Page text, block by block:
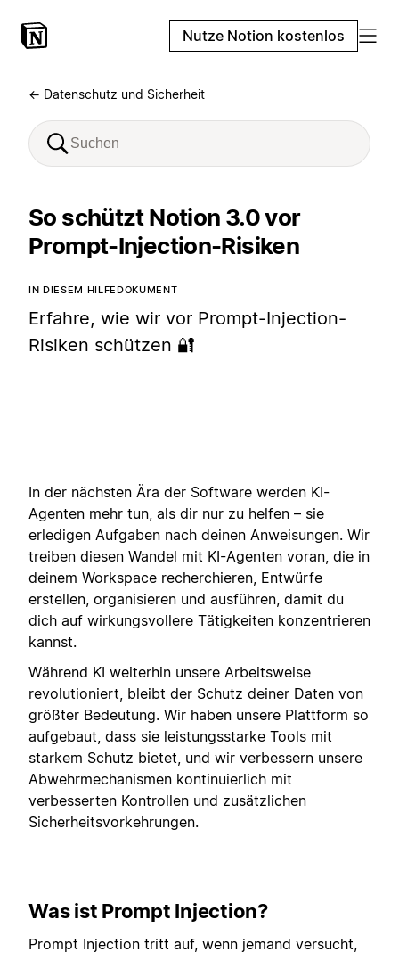
Nutze Notion kostenlos
← Datenschutz und Sicherheit
So schützt Notion 3.0 vor
Prompt-Injection-Risiken
IN DIESEM HILFEDOKUMENT
Erfahre, wie wir vor Prompt-Injection-
Risiken schützen 🔐
In der nächsten Ära der Software werden KI-
Agenten mehr tun, als dir nur zu helfen – sie
erledigen Aufgaben nach deinen Anweisungen. Wir
treiben diesen Wandel mit KI-Agenten voran, die in
deinem Workspace recherchieren, Entwürfe
erstellen, organisieren und ausführen, damit du
dich auf wirkungsvollere Tätigkeiten konzentrieren
kannst.
Während KI weiterhin unsere Arbeitsweise
revolutioniert, bleibt der Schutz deiner Daten von
größter Bedeutung. Wir haben unsere Plattform so
aufgebaut, dass sie leistungsstarke Tools mit
starkem Schutz bietet, und wir verbessern unsere
Abwehrmechanismen kontinuierlich mit
verbesserten Kontrollen und zusätzlichen
Sicherheitsvorkehrungen.
Was ist Prompt Injection?
Prompt Injection tritt auf, wenn jemand versucht,